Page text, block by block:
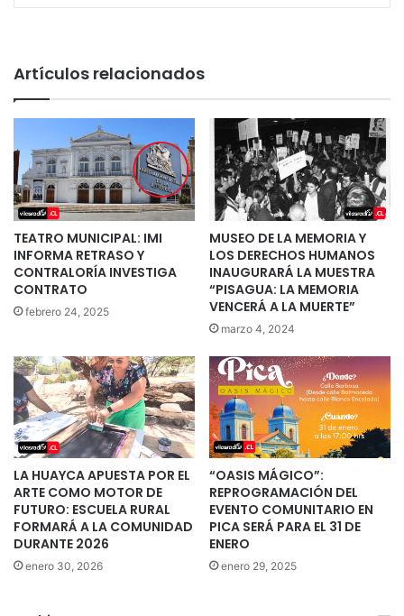
Artículos relacionados
TEATRO MUNICIPAL: IMI
INFORMA RETRASO Y
CONTRALORÍA INVESTIGA
CONTRATO
febrero 24, 2025
MUSEO DE LA MEMORIA Y
LOS DERECHOS HUMANOS
INAUGURARÁ LA MUESTRA
“PISAGUA: LA MEMORIA
VENCERÁ A LA MUERTE”
marzo 4, 2024
LA HUAYCA APUESTA POR EL
ARTE COMO MOTOR DE
FUTURO: ESCUELA RURAL
FORMARÁ A LA COMUNIDAD
DURANTE 2026
enero 30, 2026
“OASIS MÁGICO”:
REPROGRAMACIÓN DEL
EVENTO COMUNITARIO EN
PICA SERÁ PARA EL 31 DE
ENERO
enero 29, 2025